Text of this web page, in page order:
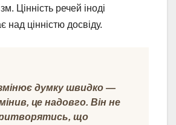
Цінність речей іноді
над цінністю досвіду.
думку швидко —
це надовго. Він не
що